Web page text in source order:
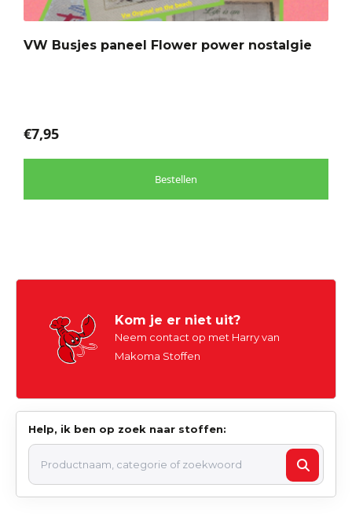
VW Busjes paneel Flower power nostalgie
€7,95
Bestellen
Deze
kan
productpagina
Kom je er niet uit?
Neem contact op met Harry van
Makoma Stoffen
Help, ik ben op zoek naar stoffen: